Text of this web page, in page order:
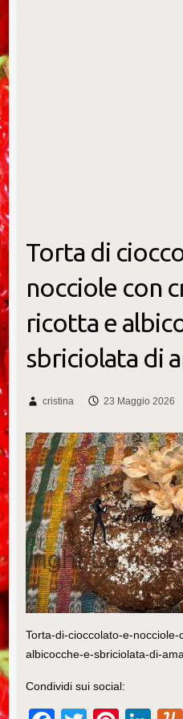
Torta di
nocciole con
ricotta e
sbriciolata di
cristina 23 Maggio 2026
Torta-di-cioccolato-e-
albicocche-e-sbriciolata-di-
Condividi sui social: